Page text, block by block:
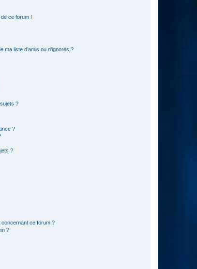
de ce forum !
liste d’amis ou d’ignorés ?
?
?
?
ce forum ?
?